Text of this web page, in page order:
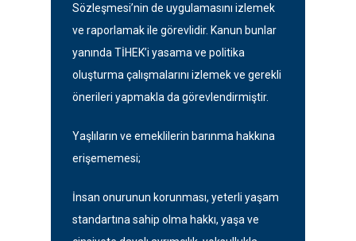
Sözleşmesi’nin de uygulamasını izlemek
ve raporlamak ile görevlidir. Kanun bunlar
yanında TİHEK’i yasama ve politika
oluşturma çalışmalarını izlemek ve gerekli
önerileri yapmakla da görevlendirmiştir.
Yaşlıların ve emeklilerin barınma hakkına
erişememesi;
İnsan onurunun korunması, yeterli yaşam
standartına sahip olma hakkı, yaşa ve